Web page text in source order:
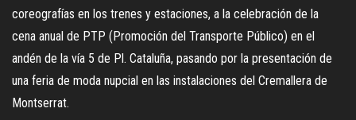
coreografías en los trenes y estaciones, a la celebración de la
cena anual de PTP (Promoción del Transporte Público) en el
andén de la vía 5 de Pl. Cataluña, pasando por la presentación de
una feria de moda nupcial en las instalaciones del Cremallera de
Montserrat.